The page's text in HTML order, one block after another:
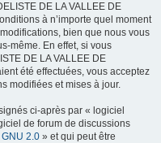
DE LA VALLEE DE
à n’importe quel moment
bien que nous vous
même. En effet, si vous
DE LA VALLEE DE
été effectuées, vous acceptez
modifiées et mises à jour.
ci-après par « logiciel
de forum de discussions
2.0 » et qui peut être